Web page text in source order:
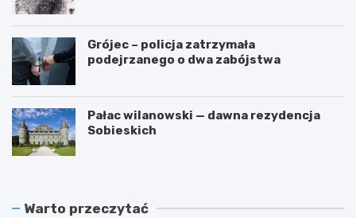
Grójec – policja zatrzymała
podejrzanego o dwa zabójstwa
Pałac wilanowski — dawna rezydencja
Sobieskich
Warto przeczytać